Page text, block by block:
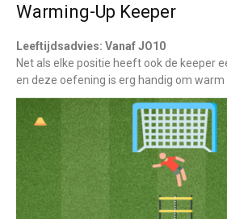
Warming-Up Keeper
Leeftijdsadvies: Vanaf JO10
Net als elke positie heeft ook de keeper
en deze oefening is erg handig om